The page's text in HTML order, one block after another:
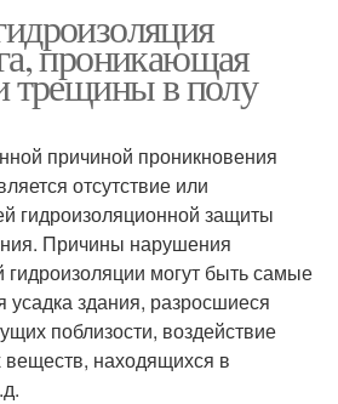
проникающая
трещины в полу
причиной проникновения
отсутствие или
гидроизоляционной защиты
Причины нарушения
гидроизоляции могут быть самые
усадка здания, разросшиеся
поблизости, воздействие
веществ, находящихся в